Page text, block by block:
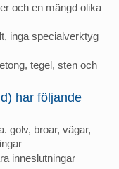
och en mängd olika
inga specialverktyg
tegel, sten och
har följande
golv, broar, vägar,
inneslutningar